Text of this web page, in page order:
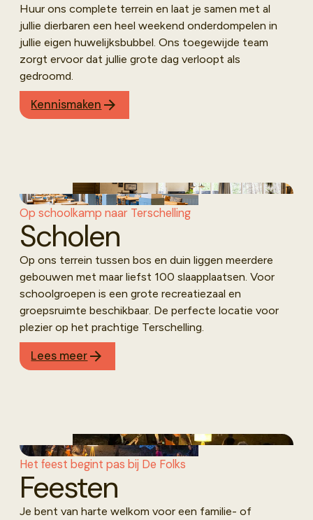
Huur ons complete terrein en laat je samen met al
jullie dierbaren een heel weekend onderdompelen in
jullie eigen huwelijksbubbel. Ons toegewijde team
zorgt ervoor dat jullie grote dag verloopt als
gedroomd.
Kennismaken
Op schoolkamp naar Terschelling
Scholen
Op ons terrein tussen bos en duin liggen meerdere
gebouwen met maar liefst 100 slaapplaatsen. Voor
schoolgroepen is een grote recreatiezaal en
groepsruimte beschikbaar. De perfecte locatie voor
plezier op het prachtige Terschelling.
Lees meer
Het feest begint pas bij De Folks
Feesten
Je bent van harte welkom voor een familie- of